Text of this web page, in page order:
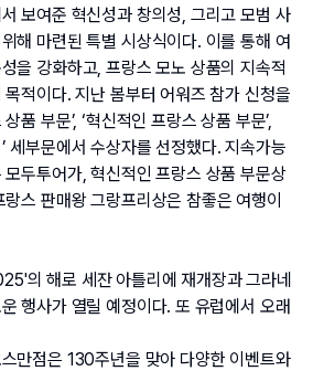
보여준 혁신성과 창의성, 그리고 모범 사
해 마련된 특별 시상식이다. 이를 통해 여
을 강화하고, 프랑스 모노 상품의 지속적
적이다. 지난 봄부터 어워즈 참가 신청을
품 부문’, ‘혁신적인 프랑스 상품 부문’,
세부문에서 수상자를 선정했다. 지속가능
두투어가, 혁신적인 프랑스 상품 부문상
스 판매왕 그랑프리상은 참좋은 여행이
의 해로 세잔 아틀리에 재개장과 그라네
행사가 열릴 예정이다. 또 유럽에서 오래
만점은 130주년을 맞아 다양한 이벤트와